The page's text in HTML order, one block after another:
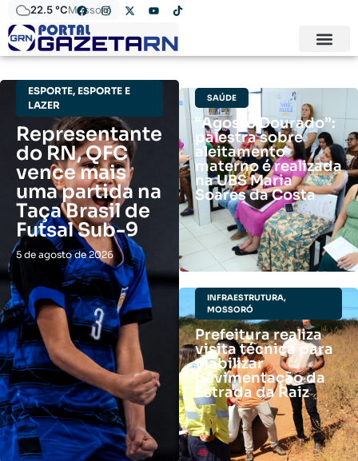
22.5 °CMossoró
ESPORTE, ESPORTE E
LAZER
Representante
do RN, QFC
vence mais
uma partida na
Taça Brasil de
Futsal Sub-9
5 de agosto de 2026
SAÚDE
“Agosto Dourado”:
palestra sobre
aleitamento
materno é realizada
na UBS Maria
Soares da Costa
INFRAESTRUTURA,
MOSSORÓ
Prefeitura realiza
visita técnica para
viabilizar
pavimentação da
Estrada da Raiz